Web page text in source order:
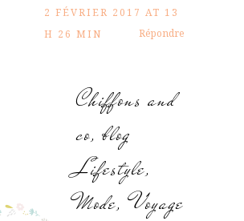
2 FÉVRIER 2017 AT 13
H 26 MIN
Répondre
Chiffons and
co, blog
Lifestyle,
Mode, Voyage